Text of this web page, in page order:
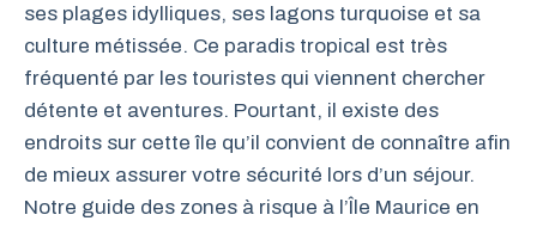
ses plages idylliques, ses lagons turquoise et sa
culture métissée. Ce paradis tropical est très
fréquenté par les touristes qui viennent chercher
détente et aventures. Pourtant, il existe des
endroits sur cette île qu’il convient de connaître afin
de mieux assurer votre sécurité lors d’un séjour.
Notre guide des zones à risque à l’Île Maurice en